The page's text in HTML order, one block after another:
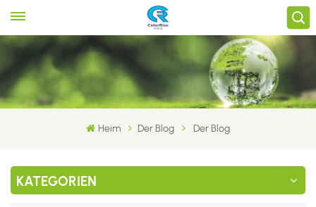
Heim Der Blog Der Blog
KATEGORIEN